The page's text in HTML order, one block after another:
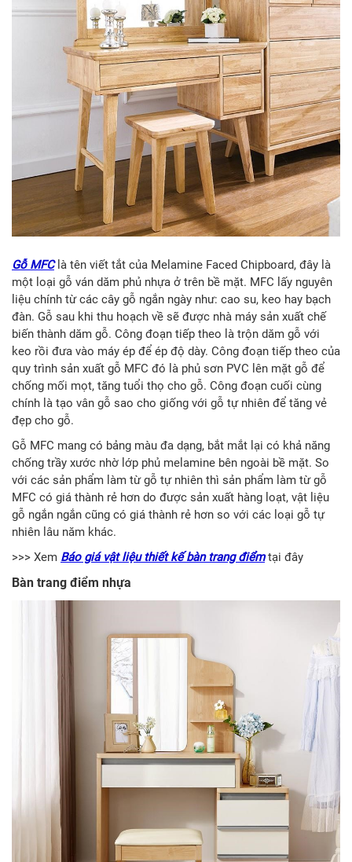
Gỗ MFClà tên viết tắt của Melamine Faced Chipboard, đây là
một loại gỗ ván dăm phủ nhựa ở trên bề mặt. MFC lấy nguyên
liệu chính từ các cây gỗ ngắn ngày như: cao su, keo hay bạch
đàn. Gỗ sau khi thu hoạch về sẽ được nhà máy sản xuất chế
biến thành dăm gỗ. Công đoạn tiếp theo là trộn dăm gỗ với
keo rồi đưa vào máy ép để ép độ dày. Công đoạn tiếp theo của
quy trình sản xuất gỗ MFC đó là phủ sơn PVC lên mặt gỗ để
chống mối mọt, tăng tuổi thọ cho gỗ. Công đoạn cuối cùng
chính là tạo vân gỗ sao cho giống với gỗ tự nhiên để tăng vẻ
đẹp cho gỗ.
Gỗ MFC mang có bảng màu đa dạng, bắt mắt lại có khả năng
chống trầy xước nhờ lớp phủ melamine bên ngoài bề mặt. So
với các sản phẩm làm từ gỗ tự nhiên thì sản phẩm làm từ gỗ
MFC có giá thành rẻ hơn do được sản xuất hàng loạt, vật liệu
gỗ ngắn ngắn cũng có giá thành rẻ hơn so với các loại gỗ tự
nhiên lâu năm khác.
>>> Xem Báo giá vật liệu thiết kế bàn trang điểm tại đây
Bàn trang điểm nhựa